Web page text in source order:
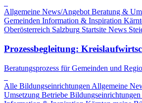
Allgemeine News/Angebot Beratung &
Gemeinden Information & Inspiration
Oberösterreich Salzburg Startsite News
Prozessbegleitung:
Beratungsprozess für Gemeinden und
Alle Bildungseinrichtungen Allgemeine
Umsetzung Betriebe Bildungseinrichtungen